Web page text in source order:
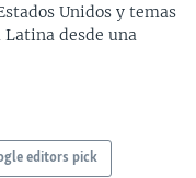
Unidos y temas
desde una
editors pick